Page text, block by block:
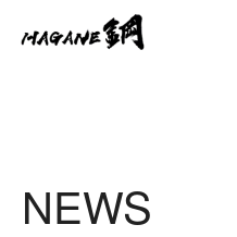
NEWS